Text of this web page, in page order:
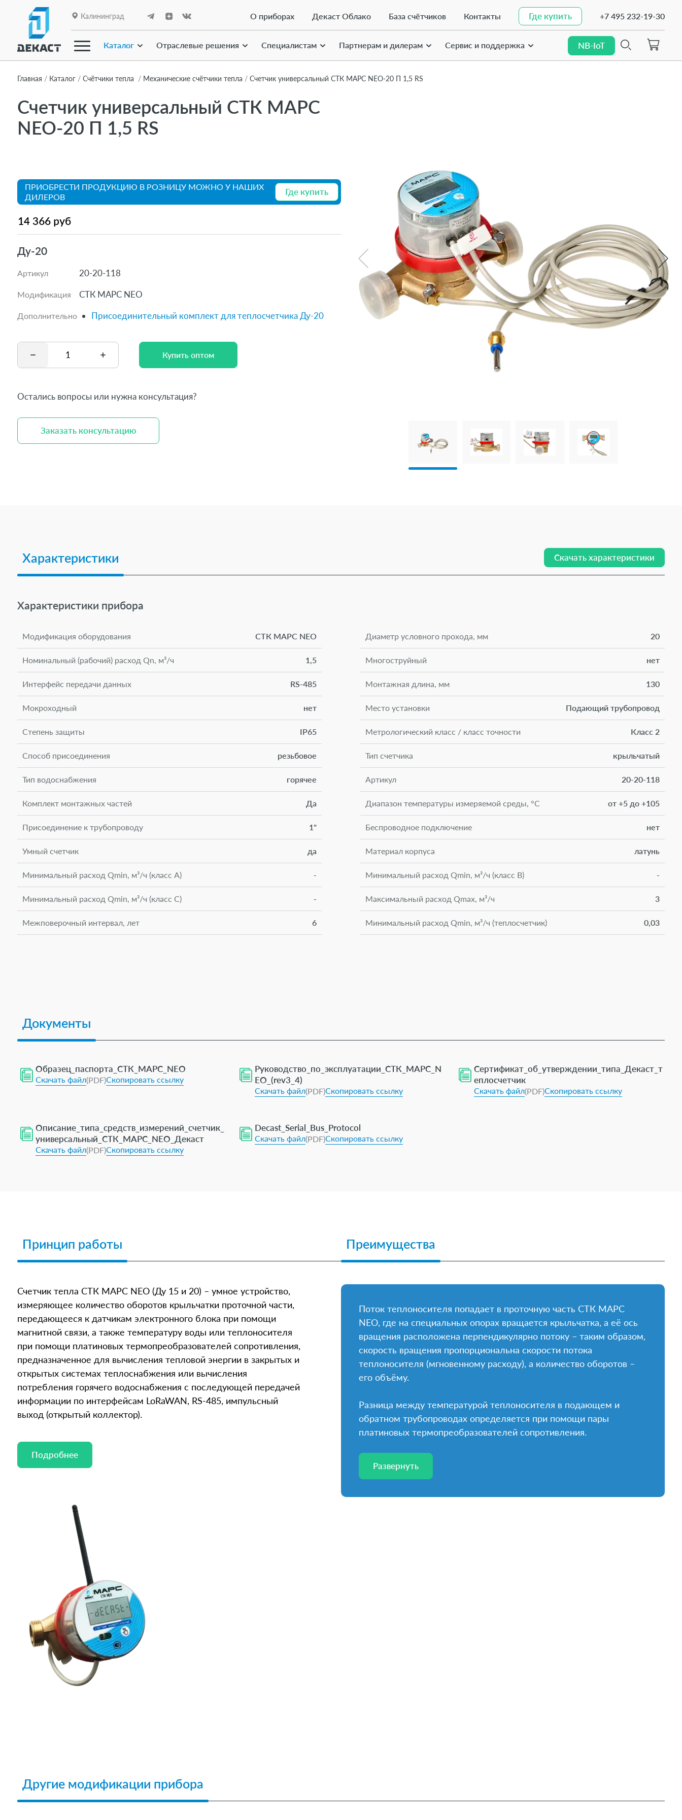
Калининград О приборах Декаст Облако База счётчиков Контакты
Где купить
Где купить
+7 495 232-19-30
Каталог Отраслевые решения Специалистам Партнерам и дилерам Сервис и поддержка
NB-IoT
NB-IoT
О компании
Линейки приборов
Дилерам
NB-IoT
Документация
Сервис и поддержка
Главная Каталог Счётчики тепла Механические счётчики тепла Счетчик универсальный СТК МАРС NEO-20 П 1,5 RS
Счетчик универсальный СТК МАРС
NEO-20 П 1,5 RS
ПРИОБРЕСТИ ПРОДУКЦИЮ В РОЗНИЦУ МОЖНО У НАШИХ
ДИЛЕРОВ
Где купить
Где купить
Ду-20
Артикул 20-20-118
Модификация СТК МАРС NEO
Дополнительно Присоединительный комплект для теплосчетчика Ду-20
Купить оптом
Остались вопросы или нужна консультация?
Заказать консультацию
Характеристики Скачать характеристики
Характеристики прибора
Модификация оборудования СТК МАРС NEO Диаметр условного прохода, мм 20
Номинальный (рабочий) расход Qn, м³/ч 1,5 Многоструйный нет
Интерфейс передачи данных RS-485 Монтажная длина, мм 130
Мокроходный нет Место установки Подающий трубопровод
Степень защиты IP65 Метрологический класс / класс точности Класс 2
Способ присоединения резьбовое Тип счетчика крыльчатый
Тип водоснабжения горячее Артикул 20-20-118
Комплект монтажных частей Да Диапазон температуры измеряемой среды, °С от +5 до +105
Присоединение к трубопроводу 1" Беспроводное подключение нет
Умный счетчик да Материал корпуса латунь
Минимальный расход Qmin, м³/ч (класс А) - Минимальный расход Qmin, м³/ч (класс В) -
Минимальный расход Qmin, м³/ч (класс С) - Максимальный расход Qmax, м³/ч 3
Межповерочный интервал, лет 6 Минимальный расход Qmin, м³/ч (теплосчетчик) 0,03
Документы
Образец_паспорта_СТК_МАРС_NEO
Скачать файл(PDF)Скопировать ссылку
Руководство_по_эксплуатации_СТК_МАРС_N
EO_(rev3_4)
Скачать файл(PDF)Скопировать ссылку
Сертификат_об_утверждении_типа_Декаст_т
еплосчетчик
Скачать файл(PDF)Скопировать ссылку
Описание_типа_средств_измерений_счетчик_
универсальный_СТК_МАРС_NEO_Декаст
Скачать файл(PDF)Скопировать ссылку
Decast_Serial_Bus_Protocol
Скачать файл(PDF)Скопировать ссылку
Принцип работы
Счетчик тепла СТК МАРС NEO (Ду 15 и 20) – умное устройство,
измеряющее количество оборотов крыльчатки проточной части,
передающееся к датчикам электронного блока при помощи
магнитной связи, а также температуру воды или теплоносителя
при помощи платиновых термопреобразователей сопротивления,
предназначенное для вычисления тепловой энергии в закрытых и
открытых системах теплоснабжения или вычисления
потребления горячего водоснабжения с последующей передачей
информации по интерфейсам LoRaWAN, RS-485, импульсный
выход (открытый коллектор).
Подробнее
Подробнее
Преимущества
Поток теплоносителя попадает в проточную часть СТК МАРС
NEO, где на специальных опорах вращается крыльчатка, а её ось
вращения расположена перпендикулярно потоку – таким образом,
скорость вращения пропорциональна скорости потока
теплоносителя (мгновенному расходу), а количество оборотов –
его объёму.
Разница между температурой теплоносителя в подающем и
обратном трубопроводах определяется при помощи пары
платиновых термопреобразователей сопротивления.
Развернуть
Развернуть
Другие модификации прибора